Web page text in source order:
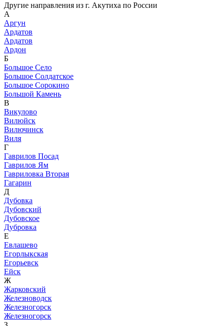
Другие направления из г. Акутиха по России
А
Аргун
Ардатов
Ардатов
Ардон
Б
Большое Село
Большое Солдатское
Большое Сорокино
Большой Камень
В
Викулово
Вилюйск
Вилючинск
Виля
Г
Гаврилов Посад
Гаврилов Ям
Гавриловка Вторая
Гагарин
Д
Дубовка
Дубовский
Дубовское
Дубровка
Е
Евлашево
Егорлыкская
Егорьевск
Ейск
Ж
Жарковский
Железноводск
Железногорск
Железногорск